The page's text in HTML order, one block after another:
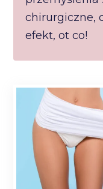
chirurgiczne,
efekt, ot co!